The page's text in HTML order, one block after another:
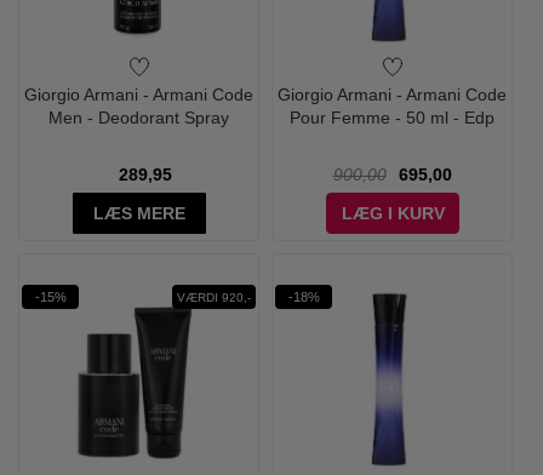
Giorgio Armani - Armani Code
Men - Deodorant Spray
289,95
LÆS MERE
Giorgio Armani - Armani Code
Pour Femme - 50 ml - Edp
900,00
695,00
LÆG I KURV
-15% VÆRDI 920,- -18%